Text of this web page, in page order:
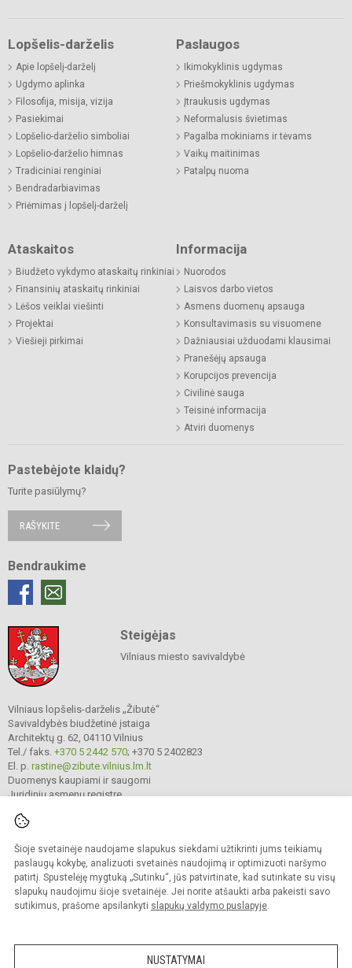
Šioje svetainėje naudojame slapukus siekdami užtikrinti jums teikiamų
paslaugų kokybę, analizuoti svetainės naudojimą ir optimizuoti naršymo
patirtį. Spustelėję mygtuką „Sutinku“, jūs patvirtinate, kad sutinkate su visų
slapukų naudojimu šioje svetainėje. Jei norite atšaukti arba pakeisti savo
sutikimus, prašome apsilankyti slapukų valdymo puslapyje.
NUSTATYMAI
Lopšelis-darželis
Apie lopšelį-darželį
Ugdymo aplinka
Filosofija, misija, vizija
Pasiekimai
Lopšelio-darželio simboliai
Lopšelio-darželio himnas
Tradiciniai renginiai
Bendradarbiavimas
Priėmimas į lopšelį-darželį
Paslaugos
Ikimokyklinis ugdymas
Priešmokyklinis ugdymas
Įtraukusis ugdymas
Neformalusis švietimas
Pagalba mokiniams ir tėvams
Vaikų maitinimas
Patalpų nuoma
Ataskaitos
Biudžeto vykdymo ataskaitų rinkiniai
Finansinių ataskaitų rinkiniai
Lėšos veiklai viešinti
Projektai
Viešieji pirkimai
Informacija
Nuorodos
Laisvos darbo vietos
Asmens duomenų apsauga
Konsultavimasis su visuomene
Dažniausiai užduodami klausimai
Pranešėjų apsauga
Korupcijos prevencija
Civilinė sauga
Teisinė informacija
Atviri duomenys
Pastebėjote klaidų?
Turite pasiūlymų?
RAŠYKITE
Bendraukime
Steigėjas
Vilniaus miesto savivaldybė
Vilniaus lopšelis-darželis „Žibutė“
Savivaldybės biudžetinė įstaiga
Architektų g. 62, 04110 Vilnius
Tel./ faks. +370 5 2442 570; +370 5 2402823
El. p. rastine@zibute.vilnius.lm.lt
Duomenys kaupiami ir saugomi
Juridinių asmenų registre
© 2025. Vilniaus lopšelis-darželis „Žibutė“. Visos teisės saugomos.
Kopijuoti turinį be raštiško įstaigos administracijos sutikimo griežtai draudžiama.
Prieinamumo paraiška Slapukų valdymas